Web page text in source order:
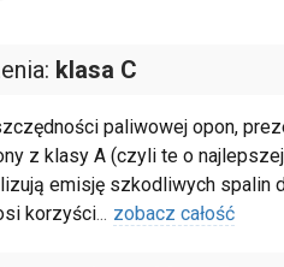
klasa C
paliwowej opon,
z klasy A (czyli te o
emisję szkodliwych spalin
korzyści... zobacz całość